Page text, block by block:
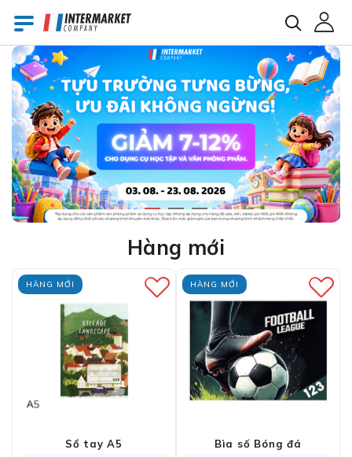
E-mail
Mật khẩu
Bạn đã quên mật khẩu?
Hàng mới
HÀNG MỚI
Sổ tay A5
HÀNG MỚI
Bìa số Bóng đá